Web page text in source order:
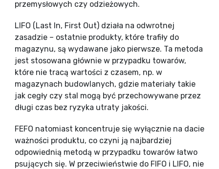
przemysłowych czy odzieżowych.
LIFO (Last In, First Out) działa na odwrotnej
zasadzie – ostatnie produkty, które trafiły do
magazynu, są wydawane jako pierwsze. Ta metoda
jest stosowana głównie w przypadku towarów,
które nie tracą wartości z czasem, np. w
magazynach budowlanych, gdzie materiały takie
jak cegły czy stal mogą być przechowywane przez
długi czas bez ryzyka utraty jakości.
FEFO natomiast koncentruje się wyłącznie na dacie
ważności produktu, co czyni ją najbardziej
odpowiednią metodą w przypadku towarów łatwo
psujących się. W przeciwieństwie do FIFO i LIFO, nie